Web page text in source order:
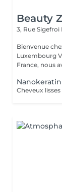
Beauty
3, Rue Sigefroi
Bienvenue
Luxembourg Villé Avec 20 ans d'expérience en
France, nous
Nanokeratin